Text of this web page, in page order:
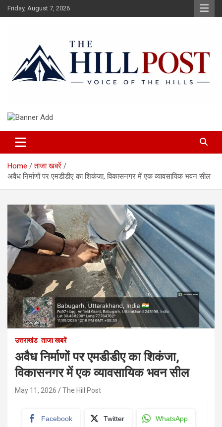
Skip
to
Friday, August 7, 2026
The Hillpost
Home
ताजा खबरें
अवैध निर्माणों पर एमडीडीए का शिकंजा, विकासनगर में एक व्यावसायिक भवन सील
उत्तराखंड ताजा खबरें
अवैध निर्माणों पर एमडीडीए का शिकंजा,
विकासनगर में एक व्यावसायिक भवन सील
May 11, 2026 The Hill Post
Facebook Twitter WhatsApp